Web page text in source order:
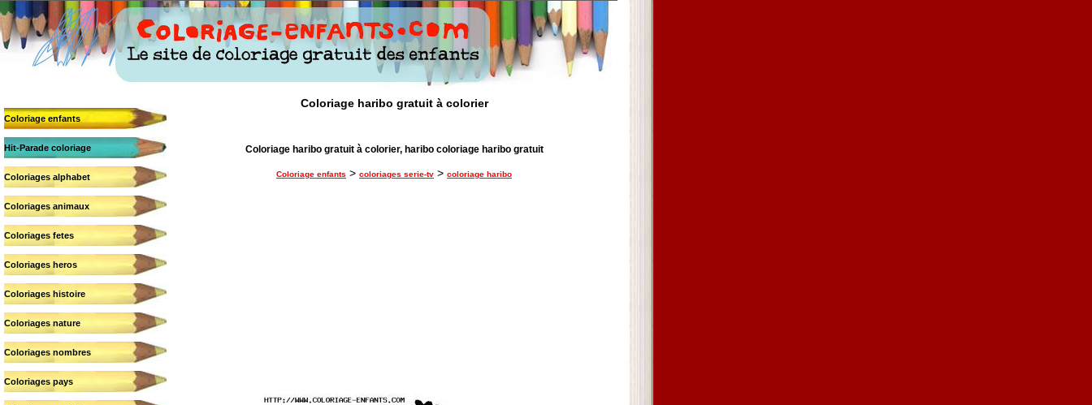
Coloriage enfants
Hit-Parade coloriage
Coloriages alphabet
Coloriages animaux
Coloriages fetes
Coloriages heros
Coloriages histoire
Coloriages nature
Coloriages nombres
Coloriages pays
Coloriage haribo gratuit à colorier
Coloriage haribo gratuit à colorier, haribo coloriage haribo gratuit
Coloriage enfants > coloriages serie-tv > coloriage haribo